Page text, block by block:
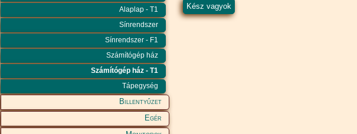
Alaplap - T1
Sínrendszer
Sínrendszer - F1
Számítógép ház
Számítógép ház - T1
Tápegység
Billentyűzet
Egér